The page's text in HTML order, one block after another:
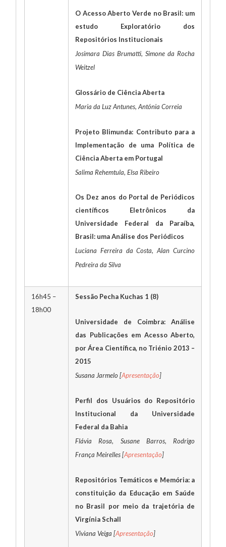
O Acesso Aberto Verde no Brasil: um
estudo Exploratório dos
Repositórios Institucionais
Josimara Dias Brumatti, Simone da Rocha
Weitzel
Glossário de Ciência Aberta
Maria da Luz Antunes, Antónia Correia
Projeto Blimunda: Contributo para a
Implementação de uma Política de
Ciência Aberta em Portugal
Salima Rehemtula, Elsa Ribeiro
Os Dez anos do Portal de Periódicos
científicos Eletrônicos da
Universidade Federal da Paraíba,
Brasil: uma Análise dos Periódicos
Luciana Ferreira da Costa, Alan Curcino
Pedreira da Silva
16h45 –
18h00
Sessão Pecha Kuchas 1 (8)
Universidade de Coimbra: Análise
das Publicações em Acesso Aberto,
por Área Científica, no Triénio 2013 –
2015
Susana Jarmelo [Apresentação]
Perfil dos Usuários do Repositório
Institucional da Universidade
Federal da Bahia
Flávia Rosa, Susane Barros, Rodrigo
França Meirelles [Apresentação]
Repositórios Temáticos e Memória: a
constituição da Educação em Saúde
no Brasil por meio da trajetória de
Virgínia Schall
Viviana Veiga [Apresentação]